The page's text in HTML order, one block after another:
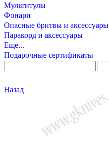
Мультитулы
Фонари
Опасные бритвы и аксессуары
Паракорд и аксессуары
Еще...
Подарочные сертификаты
Назад